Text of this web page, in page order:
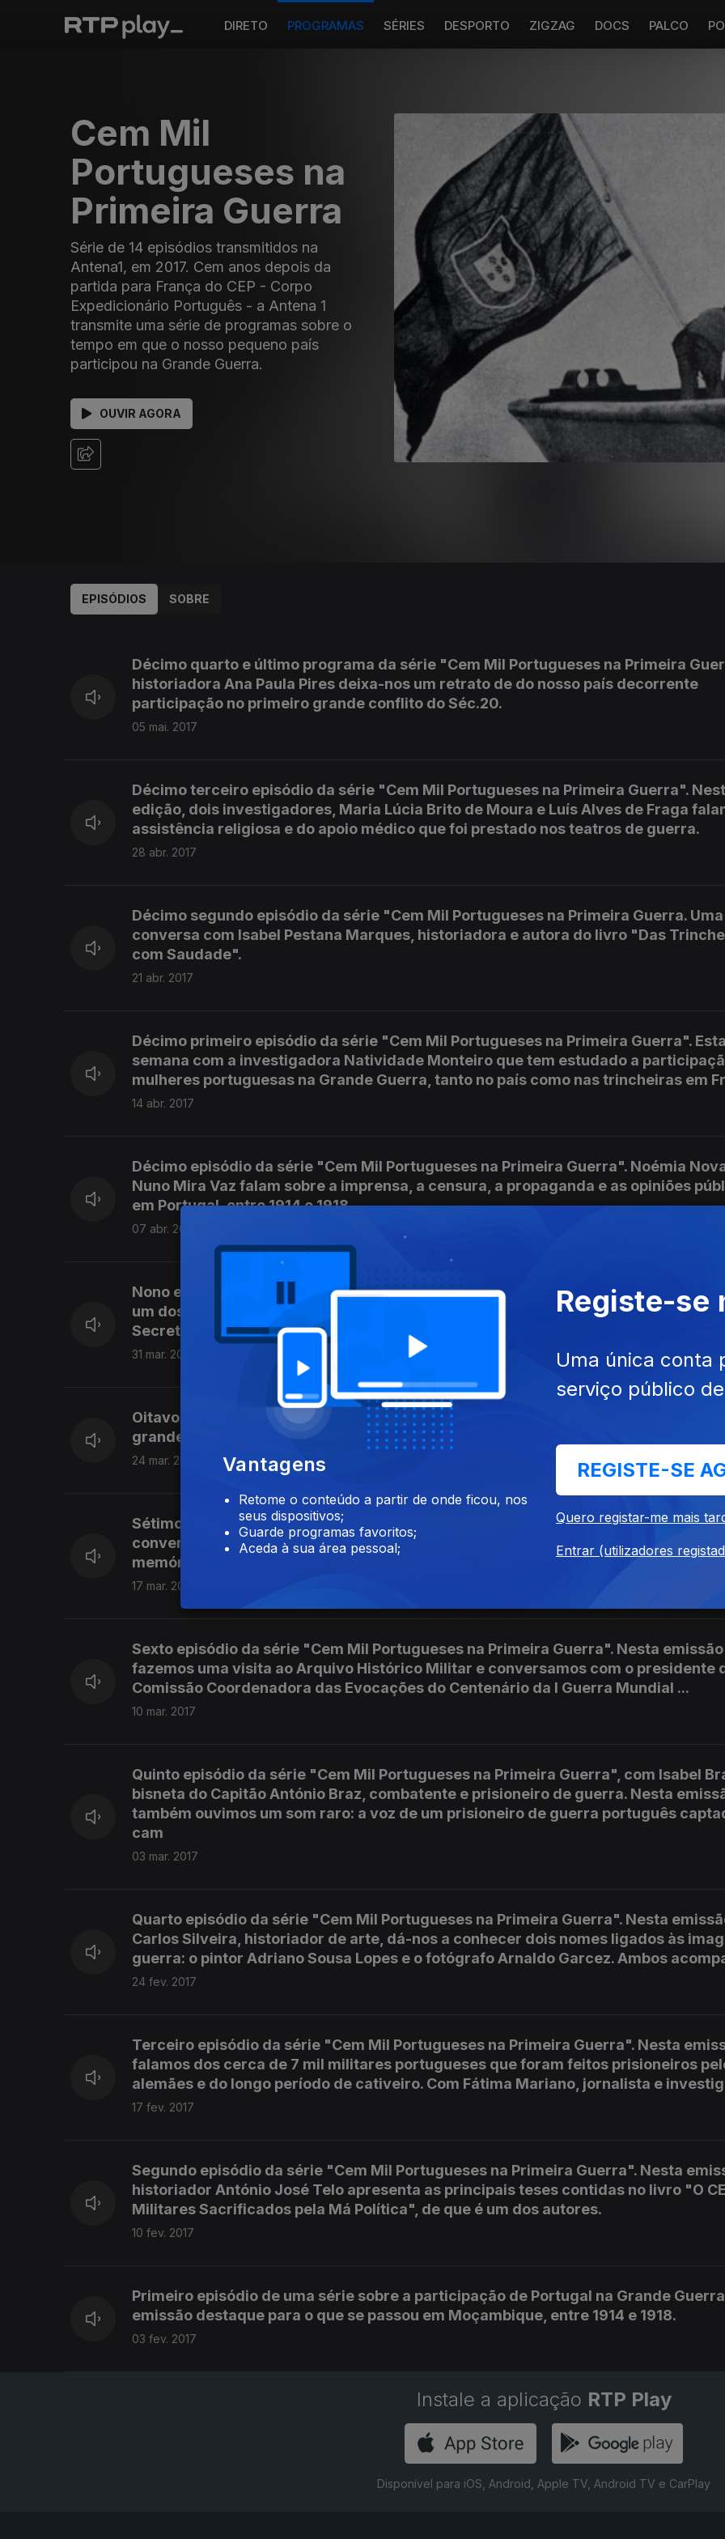
DIRETO PROGRAMAS SÉRIES DESPORTO ZIGZAG DOCS PALCO
Cem Mil
Portugueses na
Primeira Guerra
Série de 14 episódios transmitidos na
Antena1, em 2017. Cem anos depois da
partida para França do CEP - Corpo
Expedicionário Português - a Antena 1
transmite uma série de programas sobre o
tempo em que o nosso pequeno país
participou na Grande Guerra.
OUVIR AGORA
EPISÓDIOS SOBRE
Décimo quarto e último programa da série "Cem Mil Portugueses na Primeira
historiadora Ana Paula Pires deixa-nos um retrato de do nosso país decorrente
participação no primeiro grande conflito do Séc.20.
05 mai. 2017
Décimo terceiro episódio da série "Cem Mil Portugueses na Primeira Guerra".
edição, dois investigadores, Maria Lúcia Brito de Moura e Luís Alves de Fraga
assistência religiosa e do apoio médico que foi prestado nos teatros de guerra.
28 abr. 2017
Décimo segundo episódio da série "Cem Mil Portugueses na Primeira Guerra. Uma
conversa com Isabel Pestana Marques, historiadora e autora do livro "Das
com Saudade".
21 abr. 2017
Décimo primeiro episódio da série "Cem Mil Portugueses na Primeira Guerra". Esta
semana com a investigadora Natividade Monteiro que tem estudado a
mulheres portuguesas na Grande Guerra, tanto no país como nas trincheiras em
14 abr. 2017
Décimo episódio da série "Cem Mil Portugueses na Primeira Guerra". Noémia
Nuno Mira Vaz falam sobre a imprensa, a censura, a propaganda e as opiniões
em Portugal, entre 1914 e 1918.
07 abr. 2017
Nono episódio de "Cem Mil Portugueses na Primeira Guerra". O Portal da Guerra
um dos temas da conversa com a historiadora Maria Fernanda Rollo, actualmente
Secretária de Estado da Ciência, Tecnologia e Ensino Superior.
31 mar. 2017
Oitavo episódio da série "Cem Mil Portugueses na Primeira Guerra". Esta semana, a
grande guerra nos Açores, com o historiador Sérgio Rezendes.
24 mar. 2017
Sétimo episódio da série "Cem Mil Portugueses na Primeira Guerra". Nesta
conversa com Gil Manuel dos Santos, neto de um combatente que escreveu as
memórias da guerra: a partida para a Flandres, a vida nas trincheiras e a terrível e
17 mar. 2017
Sexto episódio da série "Cem Mil Portugueses na Primeira Guerra". Nesta emissão
fazemos uma visita ao Arquivo Histórico Militar e conversamos com o presidente
Comissão Coordenadora das Evocações do Centenário da I Guerra Mundial ...
10 mar. 2017
Quinto episódio da série "Cem Mil Portugueses na Primeira Guerra", com Isabel
bisneta do Capitão António Braz, combatente e prisioneiro de guerra. Nesta
também ouvimos um som raro: a voz de um prisioneiro de guerra português
cam
03 mar. 2017
Quarto episódio da série "Cem Mil Portugueses na Primeira Guerra". Nesta
Carlos Silveira, historiador de arte, dá-nos a conhecer dois nomes ligados às
guerra: o pintor Adriano Sousa Lopes e o fotógrafo Arnaldo Garcez. Ambos
24 fev. 2017
Terceiro episódio da série "Cem Mil Portugueses na Primeira Guerra". Nesta
falamos dos cerca de 7 mil militares portugueses que foram feitos prisioneiros
alemães e do longo período de cativeiro. Com Fátima Mariano, jornalista e
17 fev. 2017
Segundo episódio da série "Cem Mil Portugueses na Primeira Guerra". Nesta
historiador António José Telo apresenta as principais teses contidas no livro "O
Militares Sacrificados pela Má Política", de que é um dos autores.
10 fev. 2017
Primeiro episódio de uma série sobre a participação de Portugal na Grande
emissão destaque para o que se passou em Moçambique, entre 1914 e 1918.
03 fev. 2017
Instale a aplicação RTP Play
Disponível para iOS, Android, Apple TV, Android TV e CarPlay
Vantagens
Retome o conteúdo a partir de onde ficou, nos
seus dispositivos;
Guarde programas favoritos;
Aceda à sua área pessoal;
Registe-se
Uma única conta
serviço público
REGISTE-SE
Quero registar-me mais
Entrar (utilizadores